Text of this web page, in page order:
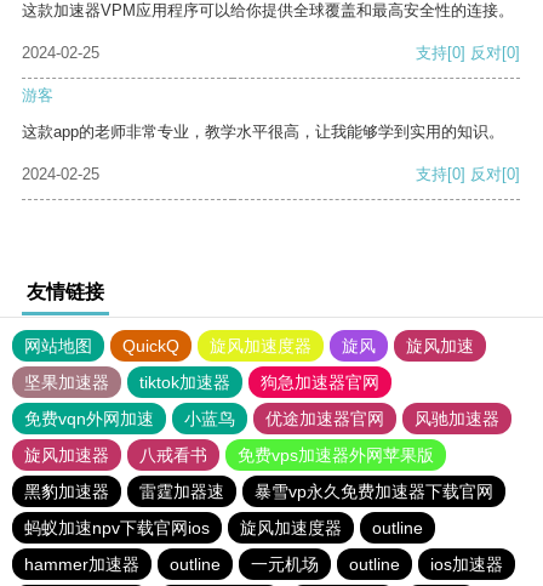
这款加速器VPM应用程序可以给你提供全球覆盖和最高安全性的连接。
2024-02-25 支持[0] 反对[0]
游客
这款app的老师非常专业，教学水平很高，让我能够学到实用的知识。
2024-02-25 支持[0] 反对[0]
友情链接
网站地图 QuickQ 旋风加速度器 旋风
旋风加速
坚果加速器
tiktok加速器
狗急加速器官网
免费vqn外网加速
小蓝鸟 优途加速器官网
风驰加速器
旋风加速器
八戒看书
免费vps加速器外网苹果版
黑豹加速器
雷霆加器速
暴雪vp永久免费加速器下载官网
蚂蚁加速npv下载官网ios
旋风加速度器
outline
hammer加速器
outline 一元机场 outline ios加速器